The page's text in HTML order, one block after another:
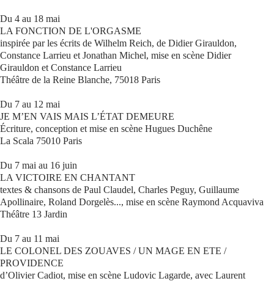
Du 4 au 18 mai
LA FONCTION DE L'ORGASME
inspirée par les écrits de Wilhelm Reich, de Didier Girauldon,
Constance Larrieu et Jonathan Michel, mise en scène Didier
Girauldon et Constance Larrieu
Théâtre de la Reine Blanche, 75018 Paris
Du 7 au 12 mai
JE M’EN VAIS MAIS L’ÉTAT DEMEURE
Écriture, conception et mise en scène Hugues Duchêne
La Scala 75010 Paris
Du 7 mai au 16 juin
LA VICTOIRE EN CHANTANT
textes & chansons de Paul Claudel, Charles Peguy, Guillaume
Apollinaire, Roland Dorgelès..., mise en scène Raymond Acquaviva
Théâtre 13 Jardin
Du 7 au 11 mai
LE COLONEL DES ZOUAVES / UN MAGE EN ETE /
PROVIDENCE
d’Olivier Cadiot, mise en scène Ludovic Lagarde, avec Laurent